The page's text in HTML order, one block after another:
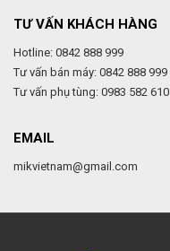
TƯ VẤN KHÁCH HÀNG
Hotline: 0842 888 999
Tư vấn bán máy: 0842 888 999
Tư vấn phụ tùng: 0983 582 610
EMAIL
mikvietnam@gmail.com